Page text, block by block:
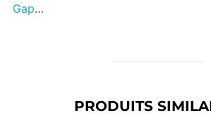
Gap…
PRODUITS